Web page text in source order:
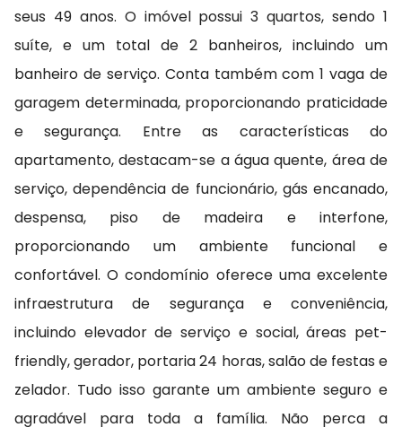
seus 49 anos. O imóvel possui 3 quartos, sendo 1
suíte, e um total de 2 banheiros, incluindo um
banheiro de serviço. Conta também com 1 vaga de
garagem determinada, proporcionando praticidade
e segurança. Entre as características do
apartamento, destacam-se a água quente, área de
serviço, dependência de funcionário, gás encanado,
despensa, piso de madeira e interfone,
proporcionando um ambiente funcional e
confortável. O condomínio oferece uma excelente
infraestrutura de segurança e conveniência,
incluindo elevador de serviço e social, áreas pet-
friendly, gerador, portaria 24 horas, salão de festas e
zelador. Tudo isso garante um ambiente seguro e
agradável para toda a família. Não perca a